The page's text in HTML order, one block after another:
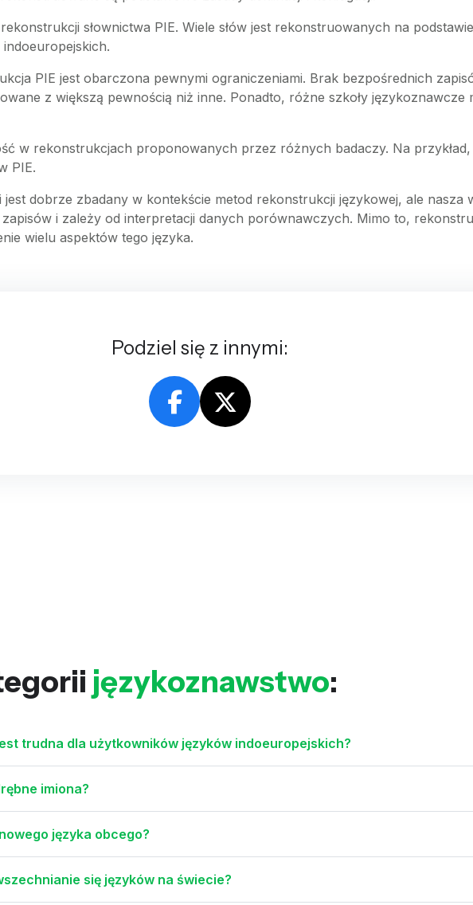
słownictwa PIE. Wiele słów jest rekonstruowanych na
PIE jest obarczona pewnymi ograniczeniami. Brak bezpośrednich
z większą pewnością niż inne. Ponadto, różne szkoły
w rekonstrukcjach proponowanych przez różnych badaczy. Na
PIE.
dobrze zbadany w kontekście metod rekonstrukcji językowej, ale nasza
i zależy od interpretacji danych porównawczych. Mimo to,
wielu aspektów tego języka.
Podziel się z innymi:
językoznawstwo:
trudna dla użytkowników języków indoeuropejskich?
imiona?
języka obcego?
się języków na świecie?